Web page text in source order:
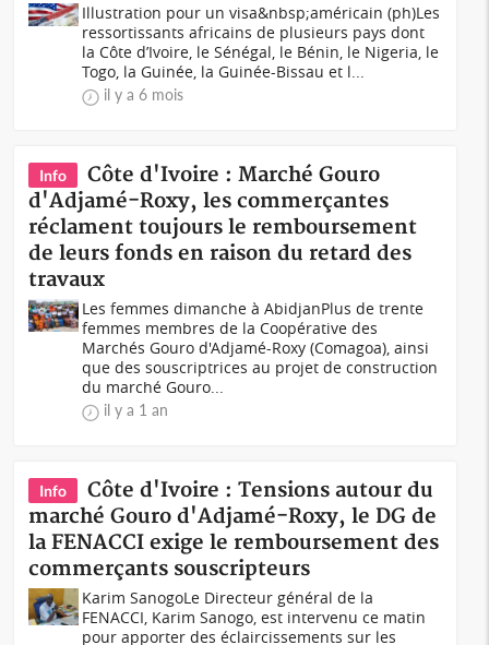
Illustration pour un visa&nbsp;américain (ph)Les
ressortissants africains de plusieurs pays dont
la Côte d’Ivoire, le Sénégal, le Bénin, le Nigeria, le
Togo, la Guinée, la Guinée-Bissau et l...
il y a 6 mois
Info
Côte d'Ivoire : Marché Gouro
d'Adjamé-Roxy, les commerçantes
réclament toujours le remboursement
de leurs fonds en raison du retard des
travaux
Les femmes dimanche à AbidjanPlus de trente
femmes membres de la Coopérative des
Marchés Gouro d'Adjamé-Roxy (Comagoa), ainsi
que des souscriptrices au projet de construction
du marché Gouro...
il y a 1 an
Info
Côte d'Ivoire : Tensions autour du
marché Gouro d'Adjamé-Roxy, le DG de
la FENACCI exige le remboursement des
commerçants souscripteurs
Karim SanogoLe Directeur général de la
FENACCI, Karim Sanogo, est intervenu ce matin
pour apporter des éclaircissements sur les